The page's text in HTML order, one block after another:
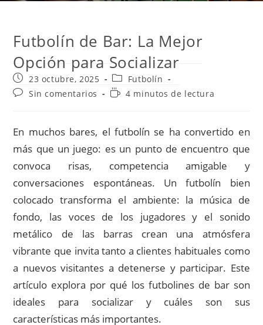
Futbolín de Bar: La Mejor
Opción para Socializar
Publicación
de
la
23 octubre, 2025
Categoría
de
la
Futbolín
Comentarios
entrada:
Sin comentarios
Tiempo4 minutos de lectura
En muchos bares, el futbolín se ha convertido en
más que un juego: es un punto de encuentro que
convoca risas, competencia amigable y
conversaciones espontáneas. Un futbolín bien
colocado transforma el ambiente: la música de
fondo, las voces de los jugadores y el sonido
metálico de las barras crean una atmósfera
vibrante que invita tanto a clientes habituales como
a nuevos visitantes a detenerse y participar. Este
artículo explora por qué los futbolines de bar son
ideales para socializar y cuáles son sus
características más importantes.